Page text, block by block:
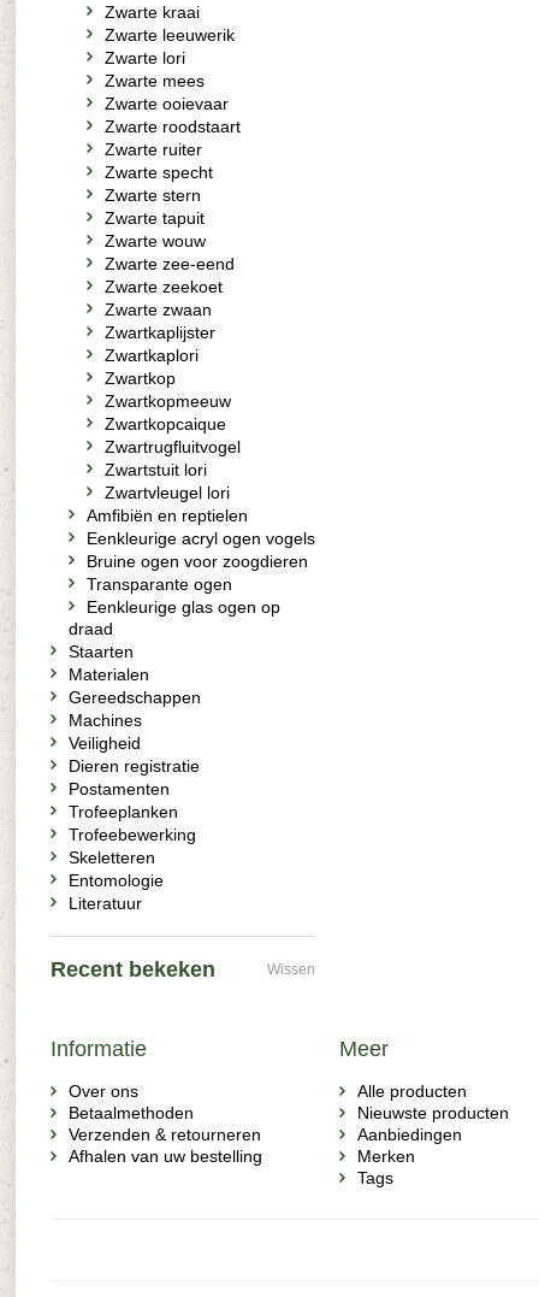
Zwarte kraai
Zwarte leeuwerik
Zwarte lori
Zwarte mees
Zwarte ooievaar
Zwarte roodstaart
Zwarte ruiter
Zwarte specht
Zwarte stern
Zwarte tapuit
Zwarte wouw
Zwarte zee-eend
Zwarte zeekoet
Zwarte zwaan
Zwartkaplijster
Zwartkaplori
Zwartkop
Zwartkopmeeuw
Zwartkopcaique
Zwartrugfluitvogel
Zwartstuit lori
Zwartvleugel lori
Amfibiën en reptielen
Eenkleurige acryl ogen vogels
Bruine ogen voor zoogdieren
Transparante ogen
Eenkleurige glas ogen op
draad
Staarten
Materialen
Gereedschappen
Machines
Veiligheid
Dieren registratie
Postamenten
Trofeeplanken
Trofeebewerking
Skeletteren
Entomologie
Literatuur
Recent bekeken Wissen
Informatie
Over ons
Betaalmethoden
Verzenden & retourneren
Afhalen van uw bestelling
Meer
Alle producten
Nieuwste producten
Aanbiedingen
Merken
Tags